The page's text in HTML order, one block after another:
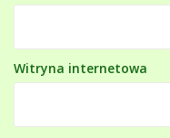
Witryna internetowa